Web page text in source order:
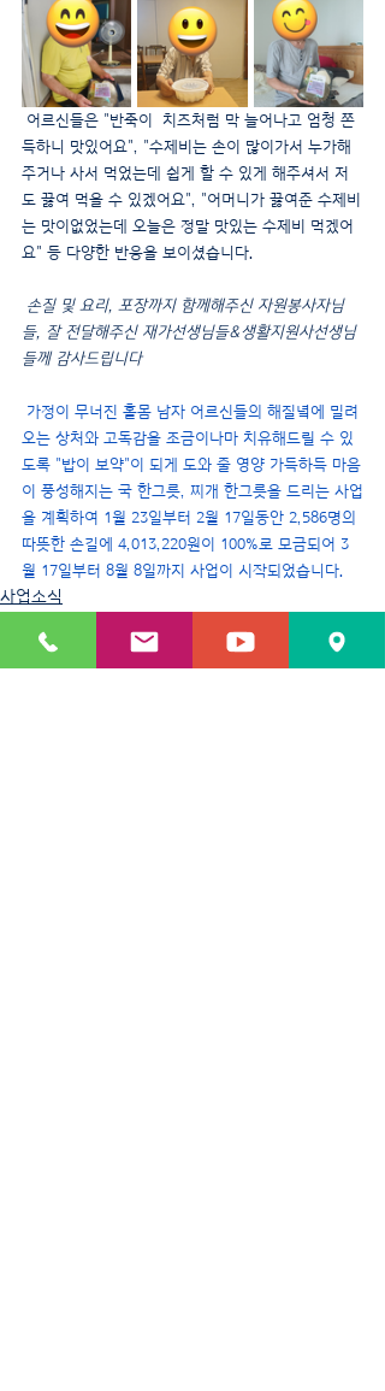
어르신들은 "반죽이  치즈처럼 막 늘어나고 엄청 쫀
득하니 맛있어요", "수제비는 손이 많이가서 누가해
주거나 사서 먹었는데 쉽게 할 수 있게 해주셔서 저
도 끓여 먹을 수 있겠어요", "어머니가 끓여준 수제비
는 맛이없었는데 오늘은 정말 맛있는 수제비 먹겠어
요" 등 다양한 반응을 보이셨습니다.
손질 및 요리, 포장까지 함께해주신 자원봉사자님
들, 잘 전달해주신 재가선생님들&생활지원사선생님
들께 감사드립니다
가정이 무너진 홀몸 남자 어르신들의 해질녘에 밀려
오는 상처와 고독감을 조금이나마 치유해드릴 수 있
도록 "밥이 보약"이 되게 도와 줄 영양 가득하득 마음
이 풍성해지는 국 한그릇, 찌개 한그릇을 드리는 사업
을 계획하여 1월 23일부터 2월 17일동안 2,586명의
따뜻한 손길에 4,013,220원이 100%로 모금되어 3
월 17일부터 8월 8일까지 사업이 시작되었습니다.
사업소식